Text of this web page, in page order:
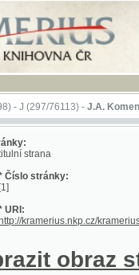
(297/76113)-J.A. Komenského
stránky: